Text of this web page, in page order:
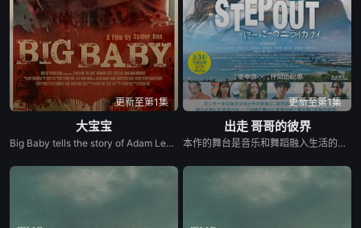
更新至第1集
大宝宝
Big Baby tells the story of Adam Lewis, a successful horror screenwriter struggling for inspiration for his latest script. After a graphic and realistic nightmare of a hulking man dressed in a baby mask and onesie who axe murders his girlfriend Kate in the middle of the night, Adam gets the inspiration he needs for his new screenplay. Excited about the direction his story is taking, he starts losing himself in his script. Things are better than ever for Adam and Kate until “Big Baby” starts appearing in real life and tormenting and killing victims fueled by his own revenge. Characters from Adam’s script begin to pay him visits pleading for their lives, and he quickly realizes he holds their fate in his hands. Power and fear completely consume Adam until his girlfriend Kate is terrified of the man she once loved.
更新至第1集
出走 哥哥的彼界
本作的舞台是音乐和舞蹈融入生活的冲绳。与母亲朱音、妹妹舞一起生活的照屋踊，憧憬舞蹈学校的丽莎，开始了舞蹈生涯。朱音为了支撑家数在酒吧工作，不擅长与人打交道的舞总是在学校前专心地注视着哥哥的身影。不久，踊与丽莎组成一对，绽放了她的才能。